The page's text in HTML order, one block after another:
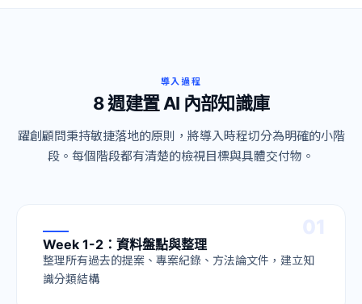
導入過程
8 週建置 AI 內部知識庫
躍創顧問秉持敏捷落地的原則，將導入時程切分為明確的小階
段。每個階段都有清楚的檢視目標與具體交付物。
Week 1-2：資料盤點與整理
整理所有過去的提案、專案紀錄、方法論文件，建立知
識分類結構